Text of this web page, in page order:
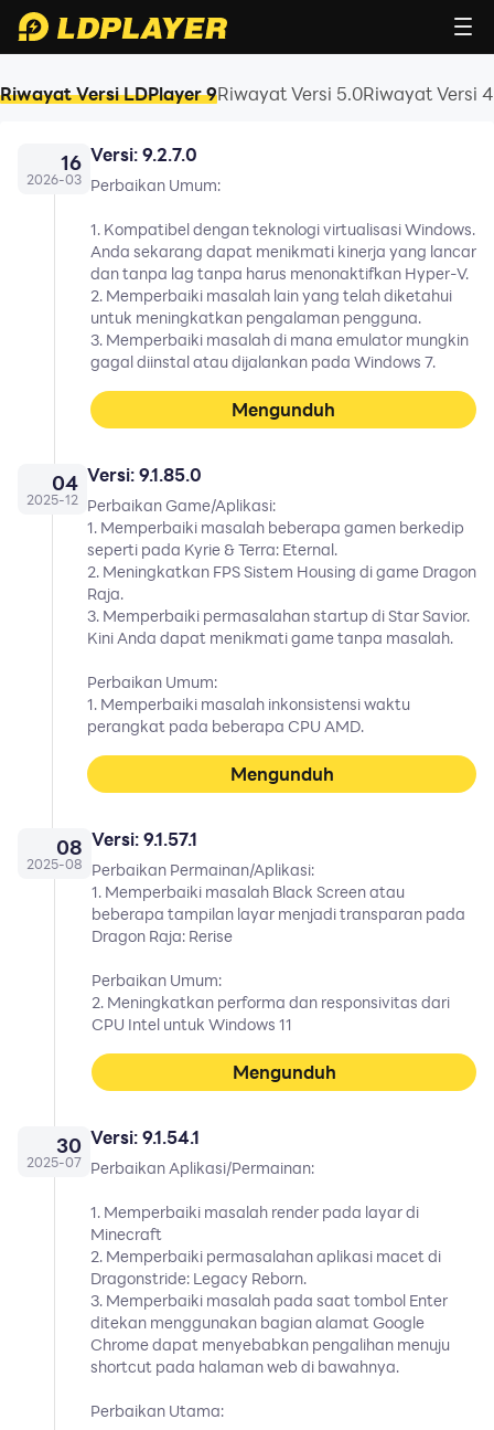
Riwayat Versi LDPlayer 9Riwayat Versi 5.0Riwayat Versi
16
2026-03
Versi: 9.2.7.0
Perbaikan Umum:
1. Kompatibel dengan teknologi virtualisasi Windows.
Anda sekarang dapat menikmati kinerja yang lancar
dan tanpa lag tanpa harus menonaktifkan Hyper-V.
2. Memperbaiki masalah lain yang telah diketahui
untuk meningkatkan pengalaman pengguna.
3. Memperbaiki masalah di mana emulator mungkin
gagal diinstal atau dijalankan pada Windows 7.
Mengunduh
04
2025-12
Versi: 9.1.85.0
Perbaikan Game/Aplikasi:
1. Memperbaiki masalah beberapa gamen berkedip
seperti pada Kyrie & Terra: Eternal.
2. Meningkatkan FPS Sistem Housing di game Dragon
Raja.
3. Memperbaiki permasalahan startup di Star Savior.
Kini Anda dapat menikmati game tanpa masalah.
Perbaikan Umum:
1. Memperbaiki masalah inkonsistensi waktu
perangkat pada beberapa CPU AMD.
Mengunduh
08
2025-08
Versi: 9.1.57.1
Perbaikan Permainan/Aplikasi:
1. Memperbaiki masalah Black Screen atau
beberapa tampilan layar menjadi transparan pada
Dragon Raja: Rerise
Perbaikan Umum:
2. Meningkatkan performa dan responsivitas dari
CPU Intel untuk Windows 11
Mengunduh
30
2025-07
Versi: 9.1.54.1
Perbaikan Aplikasi/Permainan:
1. Memperbaiki masalah render pada layar di
Minecraft
2. Memperbaiki permasalahan aplikasi macet di
Dragonstride: Legacy Reborn.
3. Memperbaiki masalah pada saat tombol Enter
ditekan menggunakan bagian alamat Google
Chrome dapat menyebabkan pengalihan menuju
shortcut pada halaman web di bawahnya.
Perbaikan Utama: